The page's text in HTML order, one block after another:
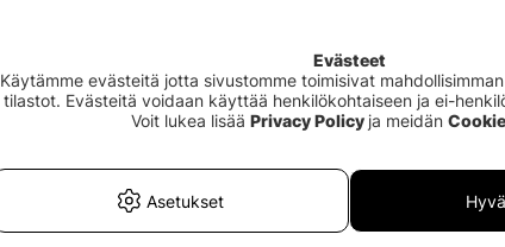
Evästeet
Käytämme evästeitä jotta sivustomme toimisivat
tilastot. Evästeitä voidaan käyttää henkilökohtaiseen ja ei-
Voit lukea lisää Privacy Policy ja meidän
Asetukset